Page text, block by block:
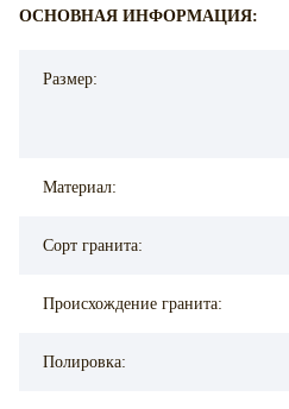
ОСНОВНАЯ ИНФОРМАЦИЯ:
Размер:
Материал:
Сорт гранита:
Происхождение гранита:
Полировка: